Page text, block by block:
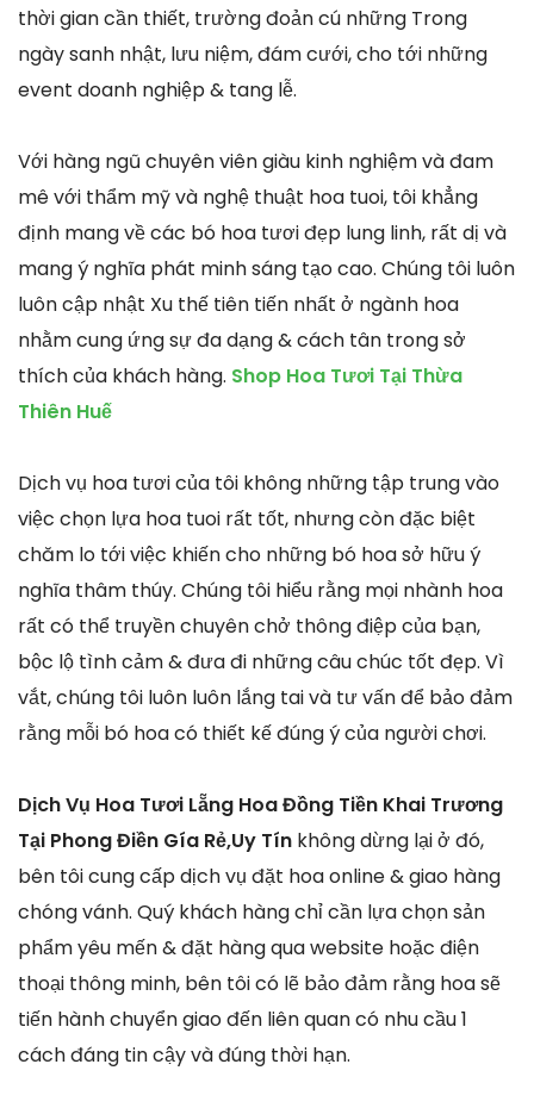
thời gian cần thiết, trường đoản cú những Trong
ngày sanh nhật, lưu niệm, đám cưới, cho tới những
event doanh nghiệp & tang lễ.
Với hàng ngũ chuyên viên giàu kinh nghiệm và đam
mê với thẩm mỹ và nghệ thuật hoa tuoi, tôi khẳng
định mang về các bó hoa tươi đẹp lung linh, rất dị và
mang ý nghĩa phát minh sáng tạo cao. Chúng tôi luôn
luôn cập nhật Xu thế tiên tiến nhất ở ngành hoa
nhằm cung ứng sự đa dạng & cách tân trong sở
thích của khách hàng. Shop Hoa Tươi Tại Thừa
Thiên Huế
Dịch vụ hoa tươi của tôi không những tập trung vào
việc chọn lựa hoa tuoi rất tốt, nhưng còn đặc biệt
chăm lo tới việc khiến cho những bó hoa sở hữu ý
nghĩa thâm thúy. Chúng tôi hiểu rằng mọi nhành hoa
rất có thể truyền chuyên chở thông điệp của bạn,
bộc lộ tình cảm & đưa đi những câu chúc tốt đẹp. Vì
vắt, chúng tôi luôn luôn lắng tai và tư vấn để bảo đảm
rằng mỗi bó hoa có thiết kế đúng ý của người chơi.
Dịch Vụ Hoa Tươi Lẵng Hoa Đồng Tiền Khai Trương
Tại Phong Điền Gía Rẻ,Uy Tín không dừng lại ở đó,
bên tôi cung cấp dịch vụ đặt hoa online & giao hàng
chóng vánh. Quý khách hàng chỉ cần lựa chọn sản
phẩm yêu mến & đặt hàng qua website hoặc điện
thoại thông minh, bên tôi có lẽ bảo đảm rằng hoa sẽ
tiến hành chuyển giao đến liên quan có nhu cầu 1
cách đáng tin cậy và đúng thời hạn.